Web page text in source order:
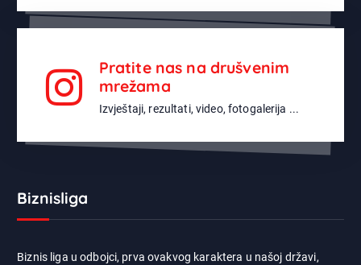
Pratite nas na drušvenim
mrežama
Izvještaji, rezultati, video, fotogalerija ...
Biznisliga
Biznis liga u odbojci, prva ovakvog karaktera u našoj državi,